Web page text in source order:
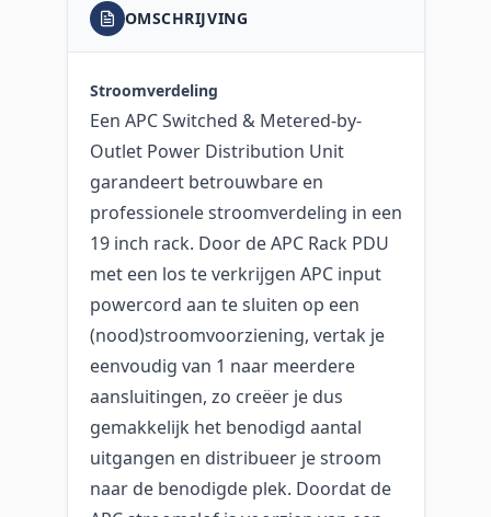
OMSCHRIJVING
Stroomverdeling
Een APC Switched & Metered-by-
Outlet Power Distribution Unit
garandeert betrouwbare en
professionele stroomverdeling in een
19 inch rack. Door de APC Rack PDU
met een los te verkrijgen APC input
powercord aan te sluiten op een
(nood)stroomvoorziening, vertak je
eenvoudig van 1 naar meerdere
aansluitingen, zo creëer je dus
gemakkelijk het benodigd aantal
uitgangen en distribueer je stroom
naar de benodigde plek. Doordat de